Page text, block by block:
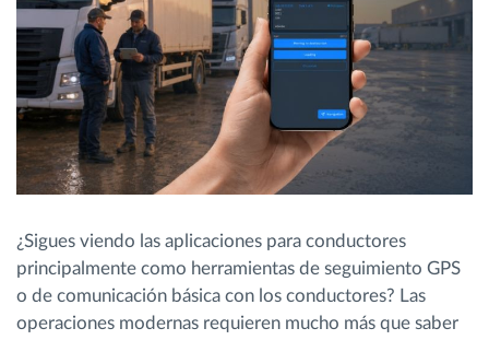
Descubrir todas las características
¿Cómo podemos ayudar en el control de la
actividad de su flota?
¿Sigues viendo las aplicaciones para conductores
principalmente como herramientas de seguimiento GPS
o de comunicación básica con los conductores? Las
operaciones modernas requieren mucho más que saber